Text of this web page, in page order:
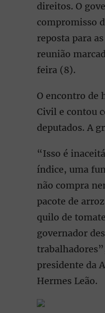
direitos. O
compromisso
reposta para
reunião
feira (8).
O encontro de
Civil e contou
deputados. A
“Isso é
índice, uma
não compra
pacote de
quilo de
governador
presidente da
Hermes Leão.